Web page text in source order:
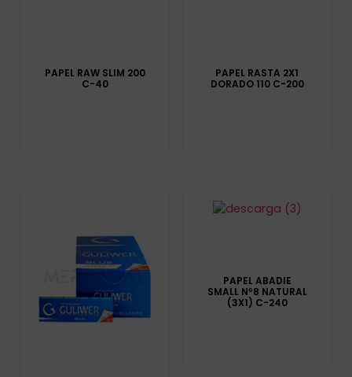
PAPEL RAW SLIM 200
C-40
PAPEL RASTA 2X1
DORADO 110 C-200
PAPEL ABADIE
SMALL Nº8 NATURAL
(3X1) C-240